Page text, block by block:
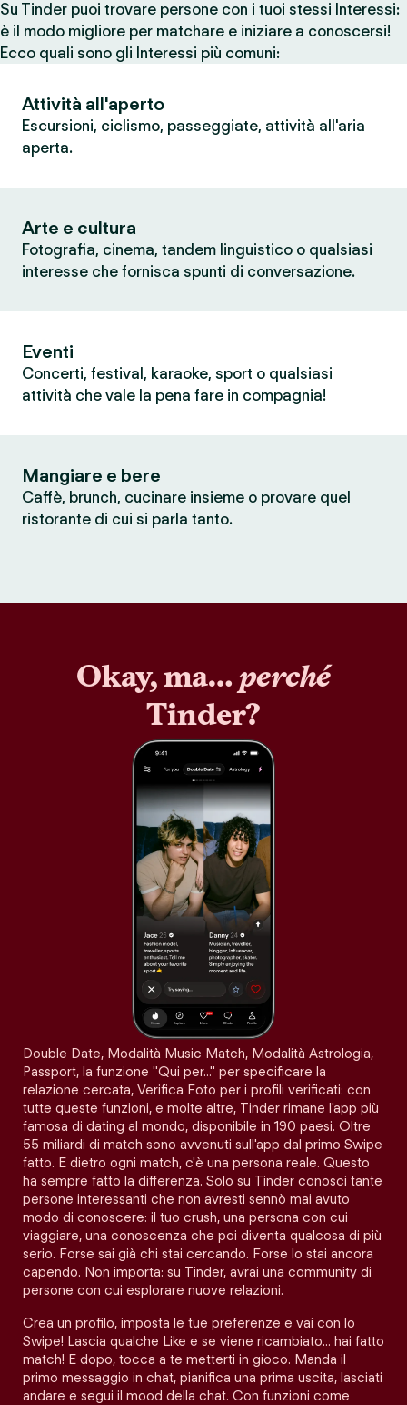
Su Tinder puoi trovare persone con i tuoi stessi Interessi:
è il modo migliore per matchare e iniziare a conoscersi!
Ecco quali sono gli Interessi più comuni:
Attività all'aperto
Escursioni, ciclismo, passeggiate, attività all'aria
aperta.
Arte e cultura
Fotografia, cinema, tandem linguistico o qualsiasi
interesse che fornisca spunti di conversazione.
Eventi
Concerti, festival, karaoke, sport o qualsiasi
attività che vale la pena fare in compagnia!
Mangiare e bere
Caffè, brunch, cucinare insieme o provare quel
ristorante di cui si parla tanto.
Okay, ma…perché
Tinder?
Double Date, Modalità Music Match, Modalità Astrologia,
Passport, la funzione "Qui per…" per specificare la
relazione cercata, Verifica Foto per i profili verificati: con
tutte queste funzioni, e molte altre, Tinder rimane l'app più
famosa di dating al mondo, disponibile in 190 paesi. Oltre
55 miliardi di match sono avvenuti sull'app dal primo Swipe
fatto. E dietro ogni match, c'è una persona reale. Questo
ha sempre fatto la differenza. Solo su Tinder conosci tante
persone interessanti che non avresti sennò mai avuto
modo di conoscere: il tuo crush, una persona con cui
viaggiare, una conoscenza che poi diventa qualcosa di più
serio. Forse sai già chi stai cercando. Forse lo stai ancora
capendo. Non importa: su Tinder, avrai una community di
persone con cui esplorare nuove relazioni.
Crea un profilo, imposta le tue preferenze e vai con lo
Swipe! Lascia qualche Like e se viene ricambiato… hai fatto
match! E dopo, tocca a te metterti in gioco. Manda il
primo messaggio in chat, pianifica una prima uscita, lasciati
andare e segui il mood della chat. Con funzioni come